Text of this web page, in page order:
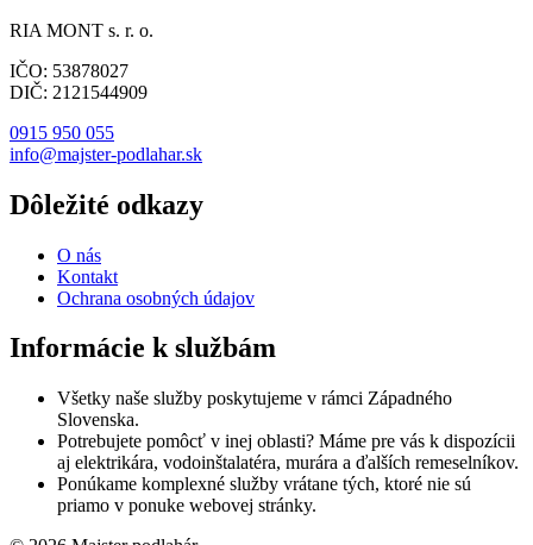
RIA MONT s. r. o.
IČO: 53878027
DIČ: 2121544909
0915 950 055
info@majster-podlahar.sk
Dôležité odkazy
O nás
Kontakt
Ochrana osobných údajov
Informácie k službám
Všetky naše služby poskytujeme v rámci Západného
Slovenska.
Potrebujete pomôcť v inej oblasti? Máme pre vás k dispozícii
aj elektrikára, vodoinštalatéra, murára a ďalších remeselníkov.
Ponúkame komplexné služby vrátane tých, ktoré nie sú
priamo v ponuke webovej stránky.